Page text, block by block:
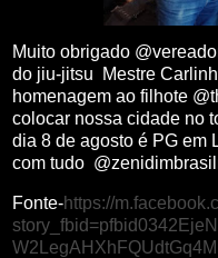
Muito obrigado
do jiu-jitsu Mestre
homenagem ao filhote
colocar nossa cidade no
dia 8 de agosto é PG em
com tudo
Fonte-https://